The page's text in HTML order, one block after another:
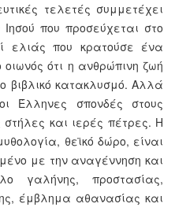
τελετές συμμετέχει
που προσεύχεται στο
ελιάς που κρατούσε ένα
ότι η ανθρώπινη ζωή
βιβλικό κατακλυσμό. Αλλά
Έλληνες σπονδές στους
και ιερές πέτρες. Η
θεϊκό δώρο, είναι
με την αναγέννηση και
γαλήνης, προστασίας,
έμβλημα αθανασίας και